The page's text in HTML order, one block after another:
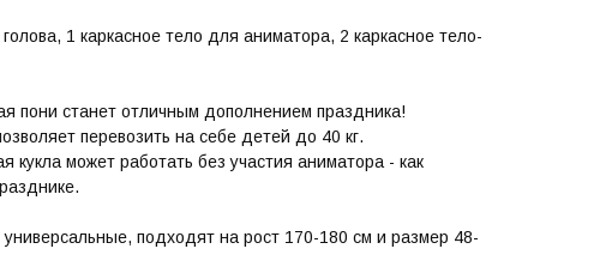
голова, 1 каркасное тело для аниматора, 2 каркасное тело-
пони станет отличным дополнением праздника!
перевозить на себе детей до 40 кг.
кукла может работать без участия аниматора - как
универсальные, подходят на рост 170-180 см и размер 48-